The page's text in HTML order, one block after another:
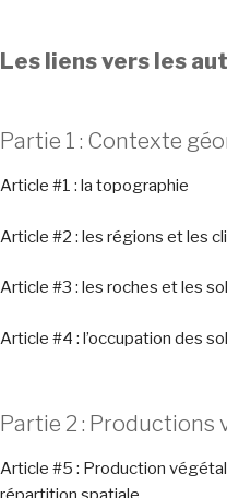
Les liens vers les
Partie 1 : Contexte
Article #1 : la topographie
Article #2 : les régions et les
Article #3 : les roches et les
Article #4 : l’occupation des
Partie 2 : Productions
Article #5 : Production